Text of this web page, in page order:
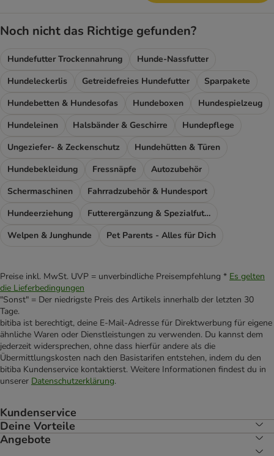
Noch nicht das Richtige gefunden?
Hundefutter Trockennahrung
Hunde-Nassfutter
Hundeleckerlis
Getreidefreies Hundefutter
Sparpakete
Hundebetten & Hundesofas
Hundeboxen
Hundespielzeug
Hundeleinen
Halsbänder & Geschirre
Hundepflege
Ungeziefer- & Zeckenschutz
Hundehütten & Türen
Hundebekleidung
Fressnäpfe
Autozubehör
Schermaschinen
Fahrradzubehör & Hundesport
Hundeerziehung
Futterergänzung & Spezialfutter
Welpen & Junghunde
Pet Parents - Alles für Dich
Preise inkl. MwSt. UVP = unverbindliche Preisempfehlung * Es gelten
die Lieferbedingungen
"Sonst" = Der niedrigste Preis des Artikels innerhalb der letzten 30
Tage.
bitiba ist berechtigt, deine E-Mail-Adresse für Direktwerbung für eigene
ähnliche Waren oder Dienstleistungen zu verwenden. Du kannst dem
jederzeit widersprechen, ohne dass hierfür andere als die
Übermittlungskosten nach den Basistarifen entstehen, indem du den
bitiba Kundenservice kontaktierst. Weitere Informationen findest du in
unserer Datenschutzerklärung.
Kundenservice
Deine Vorteile
Angebote